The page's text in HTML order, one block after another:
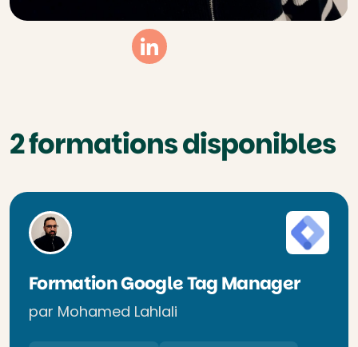
Linkedin
2 formations disponibles
Formation Google Tag Manager
par Mohamed Lahlali